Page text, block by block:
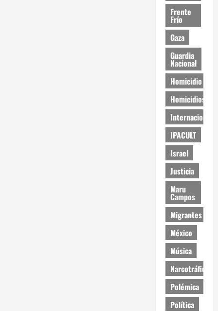
Frente
Frío
Gaza
Guardia
Nacional
Homicidio
Homicidios
Internacional
IPACULT
Israel
Justicia
Maru
Campos
Migrantes
México
Música
Narcotráfico
Polémica
Política